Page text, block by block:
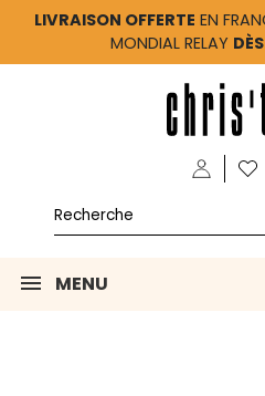
LIVRAISON OFFERTE EN
MONDIAL RELAY
MENU